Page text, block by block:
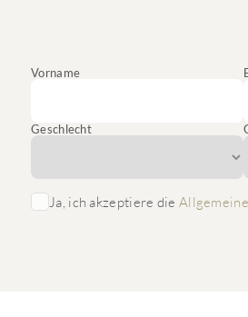
Vorname
Geschlecht
Ja, ich akzeptiere die